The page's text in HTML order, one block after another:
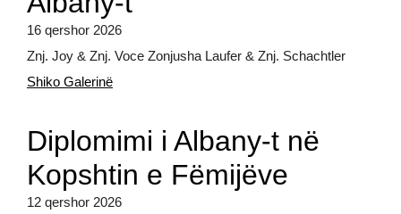
16 qershor 2026
Znj. Joy & Znj. Voce Zonjusha Laufer & Znj. Schachtler
Shiko Galerinë
Diplomimi i Albany-t në
Kopshtin e Fëmijëve
12 qershor 2026